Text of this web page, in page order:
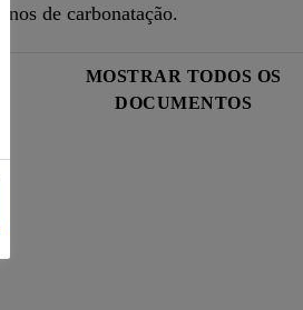
de carbonatação.
MOSTRAR TODOS OS
DOCUMENTOS